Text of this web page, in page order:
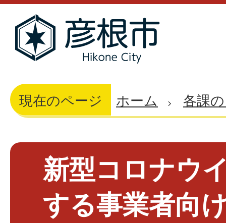
現在のページ ホーム 各課
新型コロナウ
する事業者向